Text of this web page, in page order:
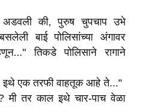
अडवली की, पुरुष चुपचाप उभे
बाई पोलिसांच्या अंगावर
तिकडे पोलिसाने रागाने
इथे एक तरफी वाहतूक आहे ते..."
मी तर काल इथे चार-पाच वेळा